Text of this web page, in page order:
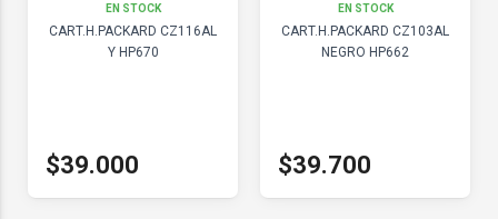
EN STOCK
CART.H.PACKARD CZ116AL
Y HP670
$39.000
EN STOCK
CART.H.PACKARD CZ103AL
NEGRO HP662
$39.700